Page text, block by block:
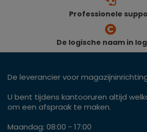
Professionele
De logische naam in
De leverancier voor
U bent tijdens kantooruren altijd
om een afspraak te maken.
Maandag: 08:00 - 17:00